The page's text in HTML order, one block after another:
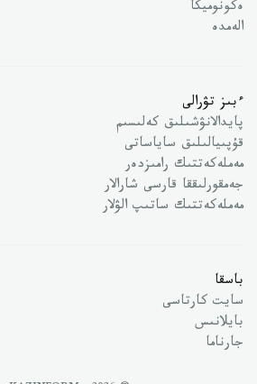
ەكونوميكا
الەمدە
ءبىز تۋرالى
پايدالانۋشىلىق كەلىسىم
قۇپىيالىلىق ساياساتى
مەملەكەتتىك رامىزدەر
جەمقورلىققا قارسى شارالار
مەملەكەتتىك ساتىپ الۋلار
باسقا
سايت كارتاسى
بايلانىس
جارناما